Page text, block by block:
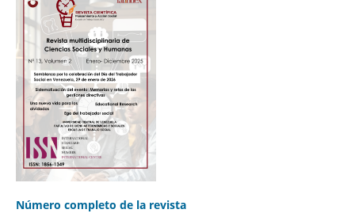
Número completo de la revista